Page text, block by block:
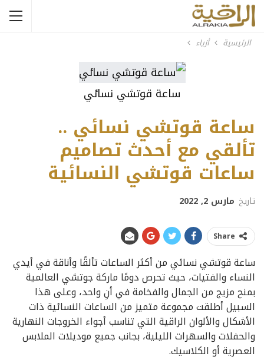
الرئيسية أزياء
ساعة قوتشي نسائي
ساعة قوتشي نسائي ..
تألقي مع أحدث تصاميم
ساعات قوتشي النسائية
تاريخ مارس 2, 2022
Share
ساعة قوتشي نسائي من أكثر الساعات تألقًا وأناقة في أيدي
النساء والفتيات، حيث تحرص دومًا ماركة جوتشي العالمية
بمنح مزيج من الجمال والفخامة في أنِ واحد، وعلى هذا
السبيل أطلقت مجموعة متميز من الساعات النسائية ذات
الأشكال والألوان الراقية التي تناسب أجواء الخروجات النهارية
والحفلات والسهرات الليلية، بجانب جميع موديلات الملابس
العصرية أو الكلاسيك.